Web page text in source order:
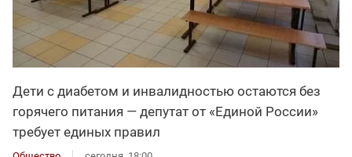
Дети с диабетом и инвалидностью остаются без
горячего питания — депутат от «Единой России»
требует единых правил